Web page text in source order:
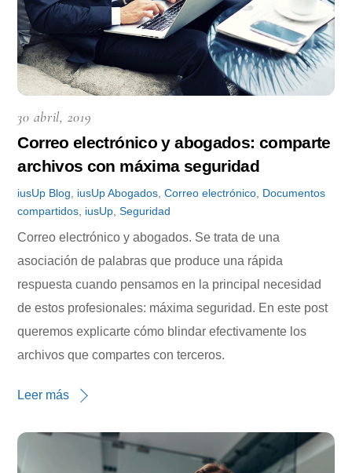
30 abril, 2019
Correo electrónico y abogados: comparte
archivos con máxima seguridad
iusUp Blog iusUp Abogados ,Correo electrónico Documentos
compartidos iusUp ,Seguridad
Correo electrónico y abogados. Se trata de una
asociación de palabras que produce una rápida
respuesta cuando pensamos en la principal necesidad
de estos profesionales: máxima seguridad. En este post
queremos explicarte cómo blindar efectivamente los
archivos que compartes con terceros.
Leer más